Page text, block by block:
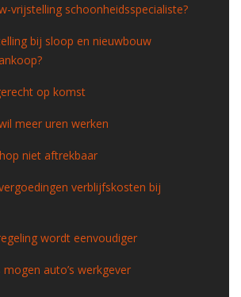
vrijstelling schoonheidsspecialiste?
bij sloop en nieuwbouw
op komst
meer uren werken
niet aftrekbaar
verblijfskosten bij
wordt eenvoudiger
auto’s werkgever